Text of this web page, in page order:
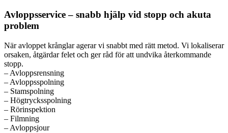
Avloppsservice – snabb hjälp vid stopp och akuta
problem
När avloppet krånglar agerar vi snabbt med rätt metod. Vi lokaliserar
orsaken, åtgärdar felet och ger råd för att undvika återkommande
stopp.
– Avloppsrensning
– Avloppsspolning
– Stamspolning
– Högtrycksspolning
– Rörinspektion
– Filmning
– Avloppsjour